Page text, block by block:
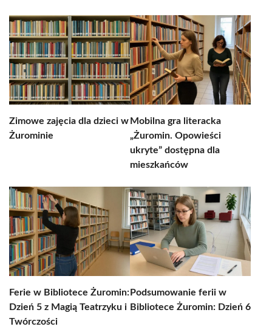
Zimowe zajęcia dla dzieci w
Żurominie
Mobilna gra literacka
„Żuromin. Opowieści
ukryte” dostępna dla
mieszkańców
Ferie w Bibliotece Żuromin:
Dzień 5 z Magią Teatrzyku i
Twórczości
Podsumowanie ferii w
Bibliotece Żuromin: Dzień 6